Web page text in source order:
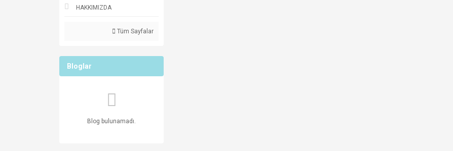
HAKKIMIZDA
Tüm Sayfalar
Bloglar
Blog bulunamadı.